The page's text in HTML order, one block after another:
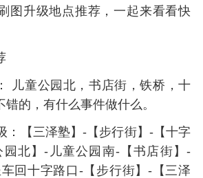
图升级地点推荐，一起来看看快
儿童公园北，书店街，铁桥，十
的，有什么事件做什么。
：【三泽塾】-【步行街】-【十字
园北】-儿童公园南-【书店街】-
车回十字路口-【步行街】-【三泽